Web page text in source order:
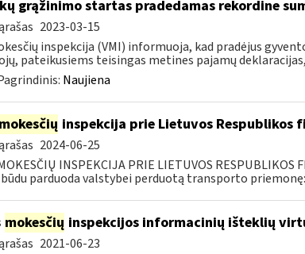
grąžinimo startas pradedamas rekordine
2023-03-15
inspekcija (VMI) informuoja, kad pradėjus
pateikusiems teisingas metines pajamų deklaracijas,
Naujiena
mokesčių inspekcija prie Lietuvos Respublikos
2024-06-25
INSPEKCIJA PRIE LIETUVOS
parduoda valstybei perduotą transporto
mokesčių inspekcijos informacinių išteklių
2021-06-23